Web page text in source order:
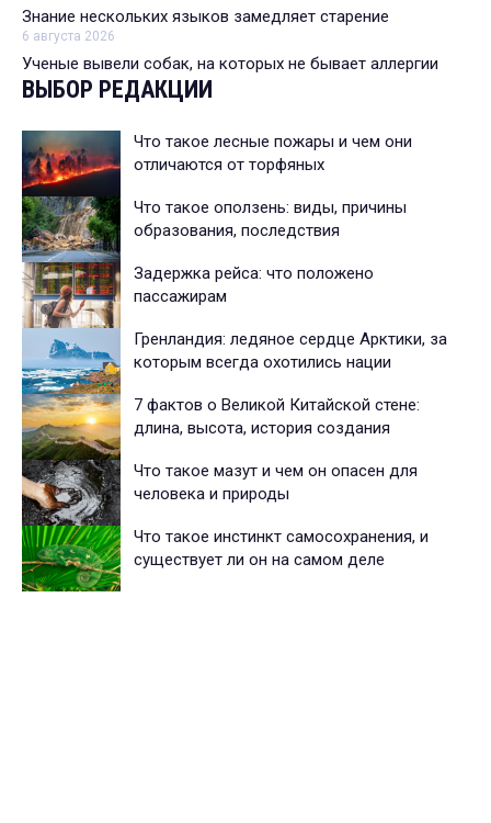
Знание нескольких языков замедляет старение
6 августа 2026
Ученые вывели собак, на которых не бывает аллергии
ВЫБОР РЕДАКЦИИ
Что такое лесные пожары и чем они
отличаются от торфяных
Что такое оползень: виды, причины
образования, последствия
Задержка рейса: что положено
пассажирам
Гренландия: ледяное сердце Арктики, за
которым всегда охотились нации
7 фактов о Великой Китайской стене:
длина, высота, история создания
Что такое мазут и чем он опасен для
человека и природы
Что такое инстинкт самосохранения, и
существует ли он на самом деле